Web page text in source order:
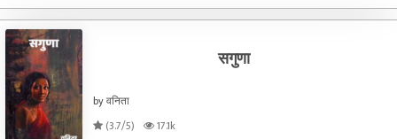
सगुणा
by वनिता
(3.7/5)
17.1k